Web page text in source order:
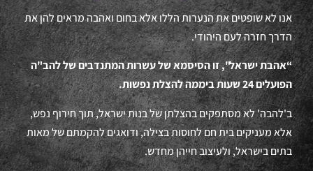
אנו לא שופטים את הנערות הללו אלא בחום ואהבה מראים להן את
הדרך חזרה לעם היהודי.
“אהבת ישראל", זו הסיסמא של עשרות המתנדבים של להב"ה
הפועלים 24 שעות ביממה להצלת נפשות.
ב'להבה' לא מסתפקים בהצלתן של בנות ישראל, תוך חירוף נפש,
אלא מעניקים בית חם לחוסות בצילה, ודואגים להקמתם של מאות
בתים בישראל, ולעיצוב חייהן מחדש.